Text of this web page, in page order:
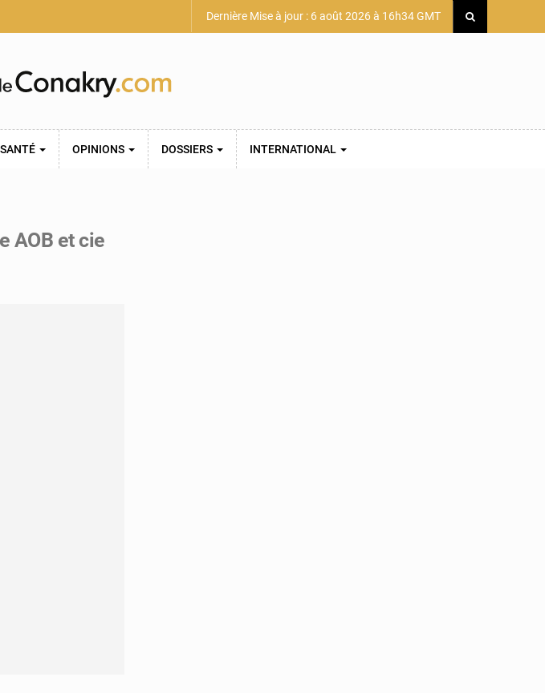
Dernière Mise à jour : 6 août 2026 à 16h34 GMT
SANTÉ OPINIONS DOSSIERS INTERNATIONAL
AOB et cie